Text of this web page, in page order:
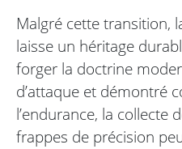
Malgré cette transition,
laisse un héritage
forger la doctrine
d’attaque et démontré
l’endurance, la collecte
frappes de précision